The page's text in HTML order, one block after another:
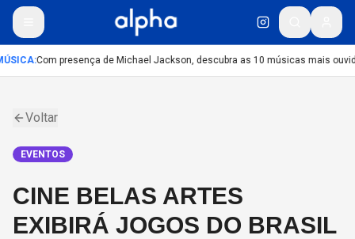
:Com presença de Michael Jackson, descubra as 10 músicas mais
Voltar
EVENTOS
CINE BELAS ARTES
EXIBIRÁ JOGOS DO BRASIL